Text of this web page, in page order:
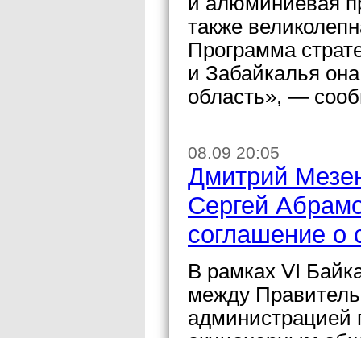
также
Программа
и Забайкалья
область», —
08.09 20:05
Дмитрий
Сергей
соглашение о
В рамках VI
между
администрацией